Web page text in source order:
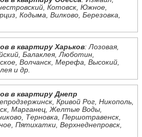
Котовск, Южное,
Кодыма, Вилково, Березовка,
в квартиру Харьков: Лозовая,
Балаклея, Люботин,
Волчанск, Мерефа, Высокий,
и др.
в квартиру Днепр
Кривой Рог, Никополь,
Марганец, Желтые Воды,
Терновка, Першотравенск,
Пятихатки, Верхнеднепровск,